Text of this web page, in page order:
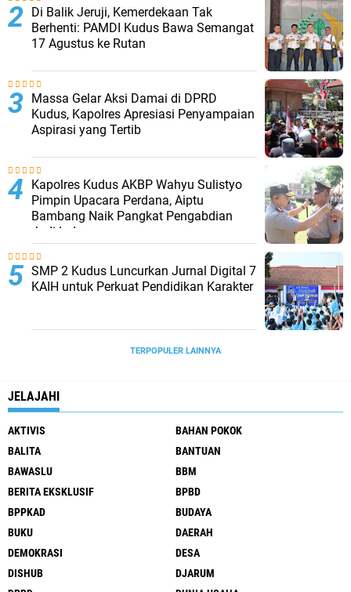
Di Balik Jeruji, Kemerdekaan Tak
Berhenti: PAMDI Kudus Bawa Semangat
17 Agustus ke Rutan
Massa Gelar Aksi Damai di DPRD
Kudus, Kapolres Apresiasi Penyampaian
Aspirasi yang Tertib
Kapolres Kudus AKBP Wahyu Sulistyo
Pimpin Upacara Perdana, Aiptu
Bambang Naik Pangkat Pengabdian
Jadi Ipda
SMP 2 Kudus Luncurkan Jurnal Digital 7
KAIH untuk Perkuat Pendidikan Karakter
TERPOPULER LAINNYA
JELAJAHI
AKTIVIS
BAHAN POKOK
BALITA
BANTUAN
BAWASLU
BBM
BERITA EKSKLUSIF
BPBD
BPPKAD
BUDAYA
BUKU
DAERAH
DEMOKRASI
DESA
DISHUB
DJARUM